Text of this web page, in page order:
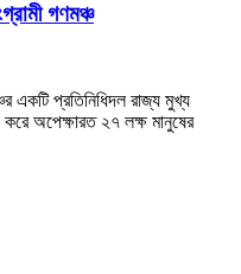
গণমঞ্চ
একটি প্রতিনিধিদল রাজ্য মুখ্য
করে অপেক্ষারত ২৭ লক্ষ মানুষের